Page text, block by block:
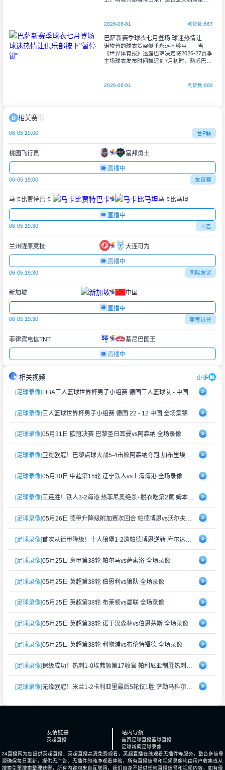
2026-06-01 点赞数:667
巴萨新赛季球衣七月登场 球迷热情让俱乐部按下"暂停键"
诺坎普的球衣货架似乎永远不够用——当
《世界体育报》透露巴萨决定将2026-27赛季
主场球衣发布时间推迟到7月初时，熟悉巴萨
2026-06-01 点赞数:668
相关赛事
06-05 19:00 台P联
桃园飞行员 富邦勇士
直播中
06-05 19:00 友谊赛
马卡比贾特巴卡 马卡比马坦
直播中
06-05 19:30 中乙
兰州陇原竞技 大连可为
直播中
06-05 19:30 国际友谊
新加坡 中国
直播中
06-05 19:30 菲专员杯
菲律宾电信TNT 基尼巴国王
直播中
相关视频 更多
[足球录像]
[足球录像]三人篮球世界杯男子小组赛 德国 22 - 12 中国 全场集锦
[足球录像]05月31日 欧冠决赛 巴黎圣日耳曼vs阿森纳 全场录像
[足球录像] 卫冕欧冠！巴黎点球大战5-4击败阿森纳夺冠 加布里埃尔、埃泽失点
[足球录像]05月30日 中超第15轮 辽宁铁人vs上海海港 全场录像
[足球录像] 三连胜！铁人3-2海港 热菲尼奥绝杀+脱衣吃第2黄 姆本扎3轮轰6球
[足球录像] 05月26日 德甲升降级附加赛次回合 帕德博恩vs沃尔夫斯堡 全场录像
[足球录像] 首次从德甲降级！十人狼堡1-2遭帕德博恩逆转 库尔达加时赛制胜
[足球录像]05月25日 意甲第38轮 帕尔马vs萨索洛 全场录像
[足球录像]05月25日 英超第38轮 伯恩利vs狼队 全场录像
[足球录像]05月25日 英超第38轮 布莱顿vs曼联 全场录像
[足球录像]05月25日 英超第38轮 诺丁汉森林vs伯恩茅斯 全场录像
[足球录像]05月25日 英超第38轮 利物浦vs布伦特福德 全场录像
[足球录像] 保级成功！热刺1-0埃弗顿第17收官 帕利尼亚制胜热刺近6轮仅1负
[足球录像] 无缘欧冠！米兰1-2卡利亚里最后5轮仅1胜 萨勒马科尔斯闪击难救主
友情链接
英超直播
站内导航
首页足球直播篮球直播
足球新闻足球录像
24直播网为您提供英超直播，英超直播高清免费观看，英超直播在线观看无插件等服务，整合多信号
源确保每日更新，提供无广告、无插件的纯净观看体验，所有直播信号和视频录像均由用户收集或从
搜索引擎搜索整理获得，所有内容均来自互联网，我们自身不提供任何直播信号和视频内容，如有侵